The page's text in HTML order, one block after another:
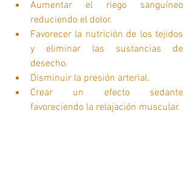
Aumentar el riego sanguíneo
reduciendo el dolor.
Favorecer la nutrición de los tejidos
y eliminar las sustancias de
desecho.
Disminuir la presión arterial.
Crear un efecto sedante
favoreciendo la relajación muscular.